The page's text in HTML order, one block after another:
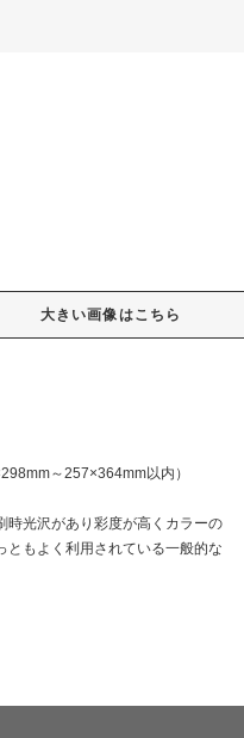
大きい画像はこちら
～257×364mm以内）
時光沢があり彩度が高くカラーの
ともよく利用されている一般的な